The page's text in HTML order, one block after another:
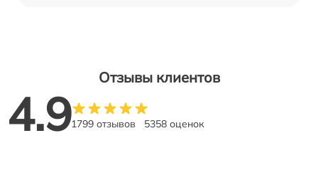
Отзывы клиентов
4.91799 отзывов 5358 оценок